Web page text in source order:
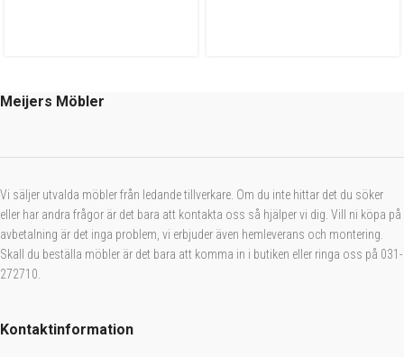
Meijers Möbler
Vi säljer utvalda möbler från ledande tillverkare. Om du inte hittar det du söker
eller har andra frågor är det bara att kontakta oss så hjälper vi dig. Vill ni köpa på
avbetalning är det inga problem, vi erbjuder även hemleverans och montering.
Skall du beställa möbler är det bara att komma in i butiken eller ringa oss på 031-
272710.
Kontaktinformation